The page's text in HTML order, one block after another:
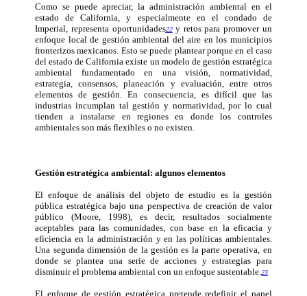
Como se puede apreciar, la administración ambiental en el
estado de California, y especialmente en el condado de
Imperial, representa oportunidades22y retos para promover un
enfoque local de gestión ambiental del aire en los municipios
fronterizos mexicanos. Esto se puede plantear porque en el caso
del estado de California existe un modelo de gestión estratégica
ambiental fundamentado en una visión, normatividad,
estrategia, consensos, planeación y evaluación, entre otros
elementos de gestión. En consecuencia, es difícil que las
industrias incumplan tal gestión y normatividad, por lo cual
tienden a instalarse en regiones en donde los controles
ambientales son más flexibles o no existen.
Gestión estratégica ambiental: algunos elementos
El enfoque de análisis del objeto de estudio es la gestión
pública estratégica bajo una perspectiva de creación de valor
público (Moore, 1998), es decir, resultados socialmente
aceptables para las comunidades, con base en la eficacia y
eficiencia en la administración y en las políticas ambientales.
Una segunda dimensión de la gestión es la parte operativa, en
donde se plantea una serie de acciones y estrategias para
disminuir el problema ambiental con un enfoque sustentable.23
El enfoque de gestión estratégica pretende redefinir el papel